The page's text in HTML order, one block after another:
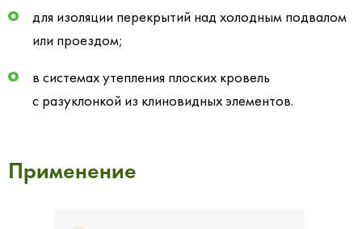
для изоляции перекрытий над холодным подвалом
или проездом;
в системах утепления плоских кровель
с разуклонкой из клиновидных элементов.
Применение